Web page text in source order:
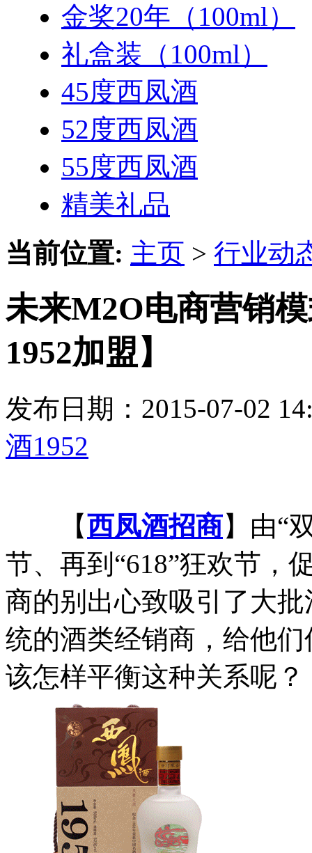
金奖20年（100ml）
礼盒装（100ml）
45度西凤酒
52度西凤酒
55度西凤酒
精美礼品
当前位置: 主页 > 行业动
未来M2O电商营销
1952加盟】
发布日期：2015-07-02
酒1952
【西凤酒招商】由“
节、再到“618”狂欢节，
商的别出心致吸引了大
统的酒类经销商，给他
该怎样平衡这种关系呢？